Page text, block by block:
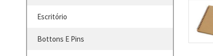
Escritório
Bottons E Pins